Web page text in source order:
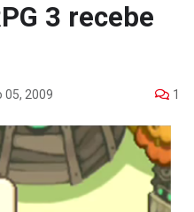
3 recebe
05, 2009 1